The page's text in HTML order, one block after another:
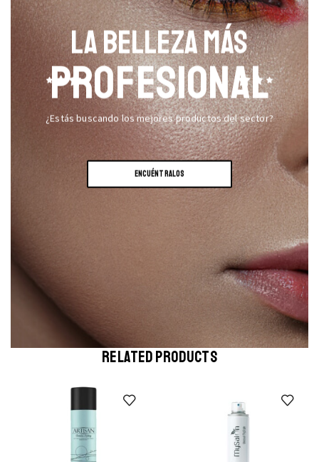
LA BELLEZA MÁS
PROFESIONAL
¿Estás buscando los mejores productos del sector?
ENCUÉNTRALOS
RELATED PRODUCTS